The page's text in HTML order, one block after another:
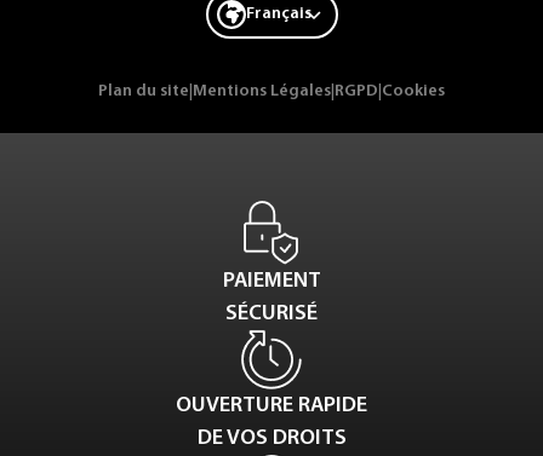
Français
Plan du site Mentions Légales RGPD Cookies
PAIEMENT
SÉCURISÉ
OUVERTURE RAPIDE
DE VOS DROITS